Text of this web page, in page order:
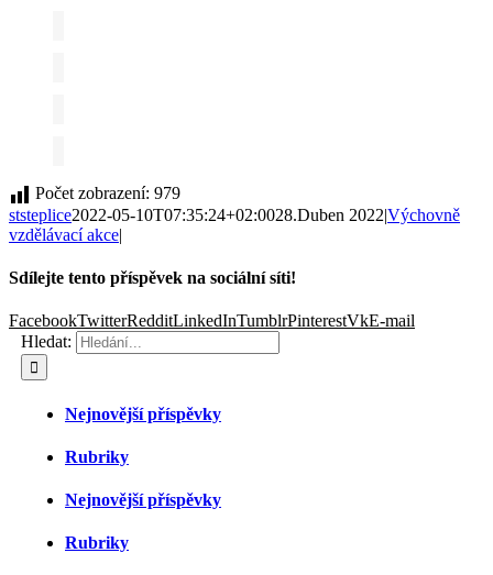
Počet zobrazení: 979
ststeplice2022-05-10T07:35:24+02:0028.Duben 2022|Výchovně
vzdělávací akce|
Sdílejte tento příspěvek na sociální síti!
FacebookTwitterRedditLinkedInTumblrPinterestVkE-mail
Hledat:
Nejnovější příspěvky
Rubriky
Nejnovější příspěvky
Rubriky